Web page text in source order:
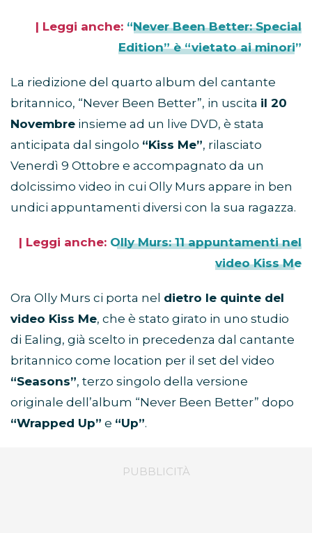
| Leggi anche: “Never Been Better: Special
Edition” è “vietato ai minori”
La riedizione del quarto album del cantante
britannico, “Never Been Better”, in uscita il 20
Novembre insieme ad un live DVD, è stata
anticipata dal singolo “Kiss Me”, rilasciato
Venerdì 9 Ottobre e accompagnato da un
dolcissimo video in cui Olly Murs appare in ben
undici appuntamenti diversi con la sua ragazza.
| Leggi anche: Olly Murs: 11 appuntamenti nel
video Kiss Me
Ora Olly Murs ci porta nel dietro le quinte del
video Kiss Me, che è stato girato in uno studio
di Ealing, già scelto in precedenza dal cantante
britannico come location per il set del video
“Seasons”, terzo singolo della versione
originale dell’album “Never Been Better” dopo
“Wrapped Up” e “Up”.